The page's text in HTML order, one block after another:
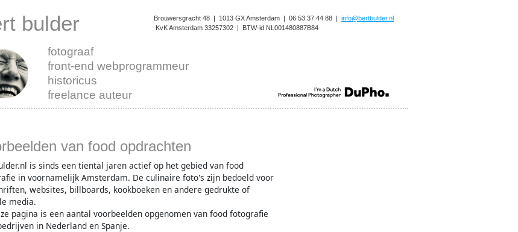
bulder Brouwersgracht 48 | 1013 GX Amsterdam | 06 53 37 44 88 | info@bertbulder.nl
KvK Amsterdam 33257302 | BTW-id NL001480887B84
fotograaf
front-end webprogrammeur
historicus
freelance auteur
van food opdrachten
is sinds een tiental jaren actief op het gebied van food
in voornamelijk Amsterdam. De culinaire foto's zijn bedoeld voor
websites, billboards, kookboeken en andere gedrukte of
media.
pagina is een aantal voorbeelden opgenomen van food fotografie
in Nederland en Spanje.